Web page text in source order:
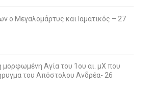
ο Μεγαλομάρτυς και Ιαματικός – 27
μορφωμένη Αγία του 1ου αι. μΧ που
του Απόστολου Ανδρέα- 26